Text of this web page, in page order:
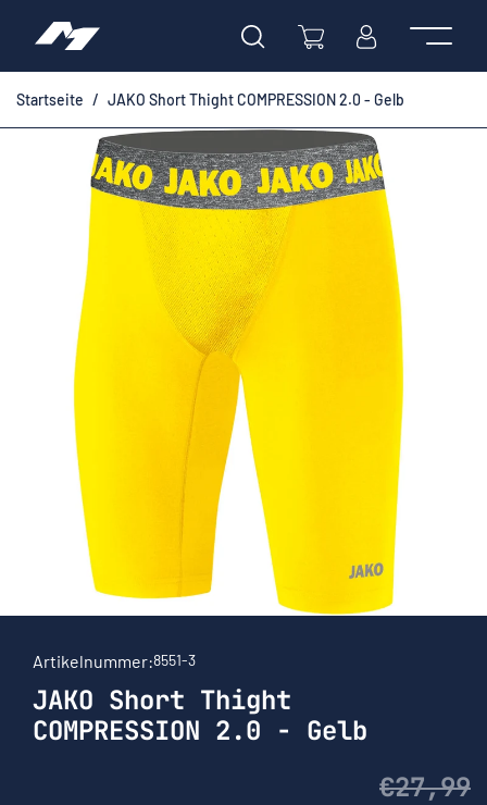
Startseite JAKO Short Thight COMPRESSION 2.0 - Gelb
Artikelnummer:8551-3
JAKO Short Thight
COMPRESSION 2.0 - Gelb
€27,99